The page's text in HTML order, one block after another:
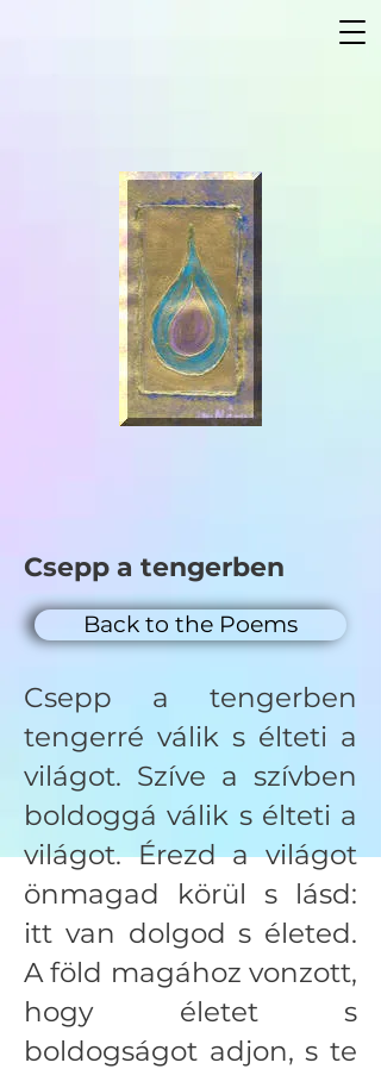
Csepp a tengerben
Back to the Poems
Csepp a tengerben
tengerré válik s élteti a
világot. Szíve a szívben
boldoggá válik s élteti a
világot. Érezd a világot
önmagad körül s lásd:
itt van dolgod s életed.
A föld magához vonzott,
hogy életet s
boldogságot adjon, s te